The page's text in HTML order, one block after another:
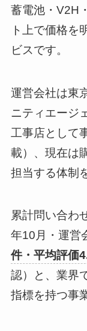
蓄電池・V2H
ト上で価格を
ビスです。
運営会社は東
ニティエージ
工事店として
載）、現在は
担当する体制
累計問い合わ
年10月・運営
件・平均評価
認）と、業界
指標を持つ事